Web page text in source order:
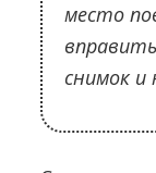
место
снимок и